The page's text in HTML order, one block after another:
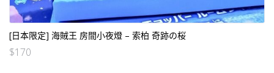
[日本限定] 海賊王 房間小夜燈 – 索柏 奇跡の桜
$170